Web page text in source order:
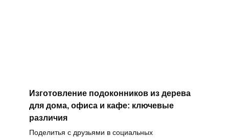
Изготовление подоконников из дерева
для дома, офиса и кафе: ключевые
различия
Поделитья с друзьями в социальных